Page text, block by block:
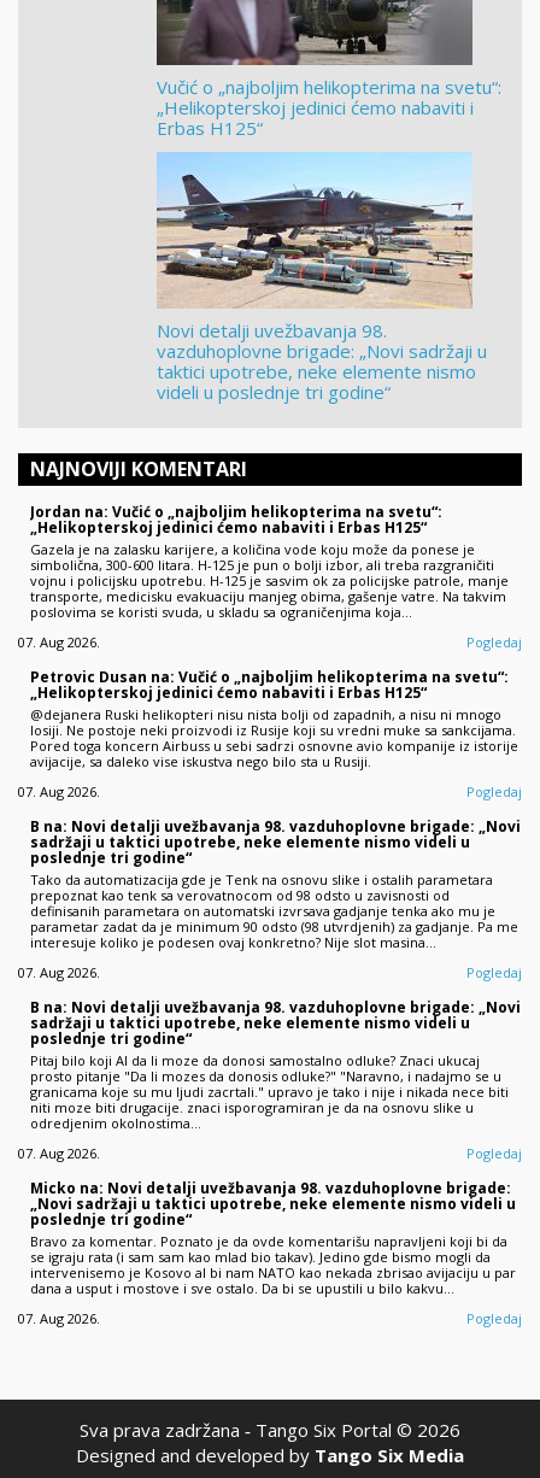
Vučić o „najboljim helikopterima na svetu“:
„Helikopterskoj jedinici ćemo nabaviti i
Erbas H125“
Novi detalji uvežbavanja 98.
vazduhoplovne brigade: „Novi sadržaji u
taktici upotrebe, neke elemente nismo
videli u poslednje tri godine“
NAJNOVIJI KOMENTARI
Jordan na: Vučić o „najboljim helikopterima na svetu“:
„Helikopterskoj jedinici ćemo nabaviti i Erbas H125“
Gazela je na zalasku karijere, a količina vode koju može da ponese je
simbolična, 300-600 litara. H-125 je pun o bolji izbor, ali treba razgraničiti
vojnu i policijsku upotrebu. H-125 je sasvim ok za policijske patrole, manje
transporte, medicisku evakuaciju manjeg obima, gašenje vatre. Na takvim
poslovima se koristi svuda, u skladu sa ograničenjima koja…
07. Aug 2026.
Pogledaj
Petrovic Dusan na: Vučić o „najboljim helikopterima na svetu“:
„Helikopterskoj jedinici ćemo nabaviti i Erbas H125“
@dejanera Ruski helikopteri nisu nista bolji od zapadnih, a nisu ni mnogo
losiji. Ne postoje neki proizvodi iz Rusije koji su vredni muke sa sankcijama.
Pored toga koncern Airbuss u sebi sadrzi osnovne avio kompanije iz istorije
avijacije, sa daleko vise iskustva nego bilo sta u Rusiji.
07. Aug 2026.
Pogledaj
B na: Novi detalji uvežbavanja 98. vazduhoplovne brigade: „Novi
sadržaji u taktici upotrebe, neke elemente nismo videli u
poslednje tri godine“
Tako da automatizacija gde je Tenk na osnovu slike i ostalih parametara
prepoznat kao tenk sa verovatnocom od 98 odsto u zavisnosti od
definisanih parametara on automatski izvrsava gadjanje tenka ako mu je
parametar zadat da je minimum 90 odsto (98 utvrdjenih) za gadjanje. Pa me
interesuje koliko je podesen ovaj konkretno? Nije slot masina…
07. Aug 2026.
Pogledaj
B na: Novi detalji uvežbavanja 98. vazduhoplovne brigade: „Novi
sadržaji u taktici upotrebe, neke elemente nismo videli u
poslednje tri godine“
Pitaj bilo koji AI da li moze da donosi samostalno odluke? Znaci ukucaj
prosto pitanje "Da li mozes da donosis odluke?" "Naravno, i nadajmo se u
granicama koje su mu ljudi zacrtali." upravo je tako i nije i nikada nece biti
niti moze biti drugacije. znaci isporogramiran je da na osnovu slike u
odredjenim okolnostima…
07. Aug 2026.
Pogledaj
Micko na: Novi detalji uvežbavanja 98. vazduhoplovne brigade:
„Novi sadržaji u taktici upotrebe, neke elemente nismo videli u
poslednje tri godine“
Bravo za komentar. Poznato je da ovde komentarišu napravljeni koji bi da
se igraju rata (i sam sam kao mlad bio takav). Jedino gde bismo mogli da
intervenisemo je Kosovo al bi nam NATO kao nekada zbrisao avijaciju u par
dana a usput i mostove i sve ostalo. Da bi se upustili u bilo kakvu…
07. Aug 2026.
Pogledaj
Sva prava zadržana ‐ Tango Six Portal © 2026
Designed and developed by Tango Six Media